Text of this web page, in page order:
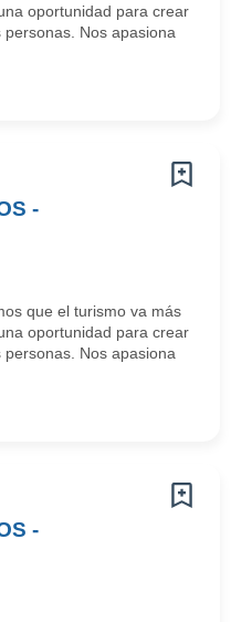
oportunidad para crear
Nos apasiona
-
que el turismo va más
oportunidad para crear
Nos apasiona
-